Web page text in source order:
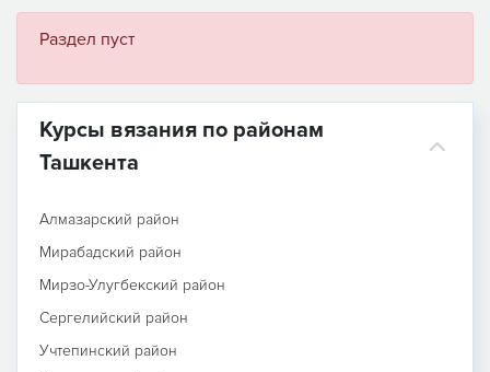
Раздел пуст
Курсы вязания по районам
Ташкента
Алмазарский район
Мирабадский район
Мирзо-Улугбекский район
Сергелийский район
Учтепинский район